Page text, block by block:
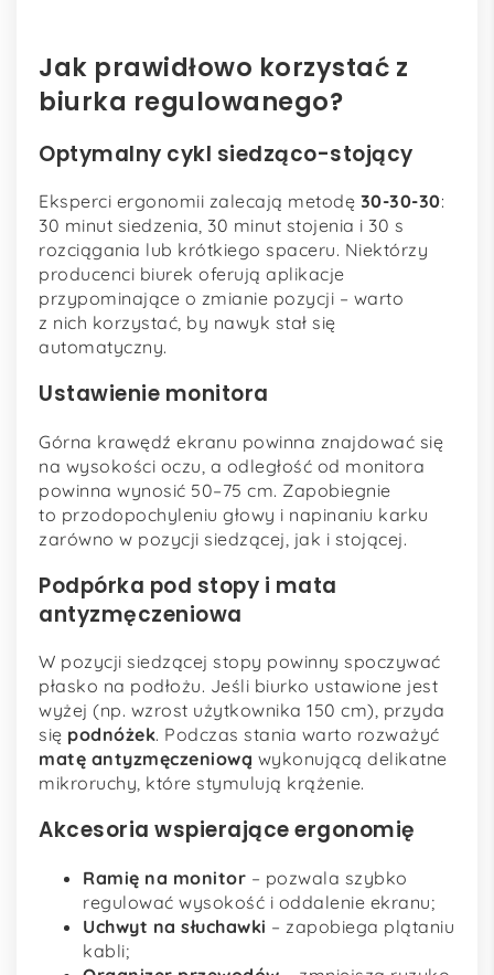
Jak prawidłowo korzystać z
biurka regulowanego?
Optymalny cykl siedząco-stojący
Eksperci ergonomii zalecają metodę 30-30-30:
30 minut siedzenia, 30 minut stojenia i 30 s
rozciągania lub krótkiego spaceru. Niektórzy
producenci biurek oferują aplikacje
przypominające o zmianie pozycji – warto
z nich korzystać, by nawyk stał się
automatyczny.
Ustawienie monitora
Górna krawędź ekranu powinna znajdować się
na wysokości oczu, a odległość od monitora
powinna wynosić 50–75 cm. Zapobiegnie
to przodopochyleniu głowy i napinaniu karku
zarówno w pozycji siedzącej, jak i stojącej.
Podpórka pod stopy i mata
antyzmęczeniowa
W pozycji siedzącej stopy powinny spoczywać
płasko na podłożu. Jeśli biurko ustawione jest
wyżej (np. wzrost użytkownika 150 cm), przyda
się podnóżek. Podczas stania warto rozważyć
matę antyzmęczeniową wykonującą delikatne
mikroruchy, które stymulują krążenie.
Akcesoria wspierające ergonomię
Ramię na monitor – pozwala szybko
regulować wysokość i oddalenie ekranu;
Uchwyt na słuchawki – zapobiega plątaniu
kabli;